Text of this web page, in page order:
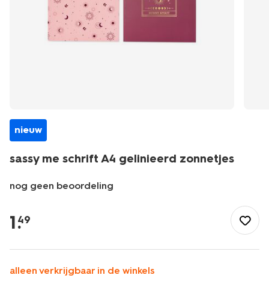
nieuw
sassy me schrift A4 gelinieerd zonnetjes
nog geen beoordeling
kantoor/schriften-
boekjes/schriften/sassy-
schrift-
a4-
gelinieerd-
1.
49
alleen verkrijgbaar in de winkels